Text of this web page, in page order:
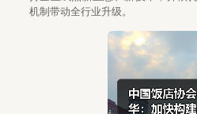
机制带动全行业升级。